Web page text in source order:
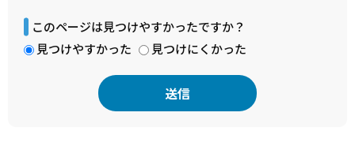
このページは見つけやすかったですか？
見つけやすかった
見つけにくかった